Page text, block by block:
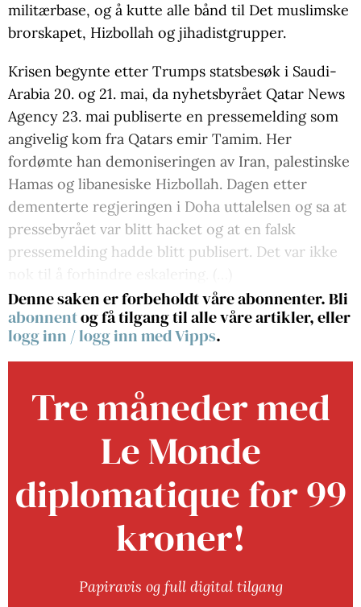
militærbase, og å kutte alle bånd til Det muslimske
brorskapet, Hizbollah og jihadistgrupper.
Krisen begynte etter Trumps statsbesøk i Saudi-
Arabia 20. og 21. mai, da nyhetsbyrået Qatar News
Agency 23. mai publiserte en pressemelding som
angivelig kom fra Qatars emir Tamim. Her
fordømte han demoniseringen av Iran, palestinske
Hamas og libanesiske Hizbollah. Dagen etter
dementerte regjeringen i Doha uttalelsen og sa at
pressebyrået var blitt hacket og at en falsk
pressemelding hadde blitt publisert. Det var ikke
nok til å forhindre eskalering. (…)
Denne saken er forbeholdt våre abonnenter. Bli
abonnentog få tilgang til alle våre artikler, eller
logg inn /logg inn med Vipps.
Tre måneder med
Le Monde
diplomatique for 99
kroner!
Papiravis og full digital tilgang